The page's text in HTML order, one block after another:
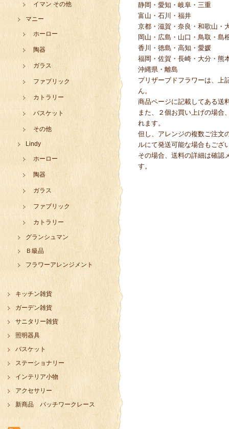
静岡・愛知・岐阜・三重
富山・石川・福井
京都・滋賀・奈良・和歌山・
岡山・広島・山口・鳥取・島
香川・徳島・高知・愛媛
福岡・佐賀・長崎・大分・熊
沖縄県・離島
プリザーブドフラワーは、上
ん。
商品ページに記載してある送
また、２個お買い上げの場合
れます。
但し、アレンジの複数ご注文
ルにて発送可能な場合もござ
その場合、送料の詳細は確認
す。
イマン その他
マニー
ホーロー
陶器
ガラス
ファブリック
カトラリー
バスケット
その他
Lindy
ホーロー
陶器
ガラス
ファブリック
カトラリー
グランシュマン
Ｂ級品
フラワーアレンジメント
キッチン雑貨
ガーデン雑貨
サニタリー雑貨
照明器具
バスケット
ステーショナリー
インテリア小物
アクセサリー
新商品 パッチワークレース